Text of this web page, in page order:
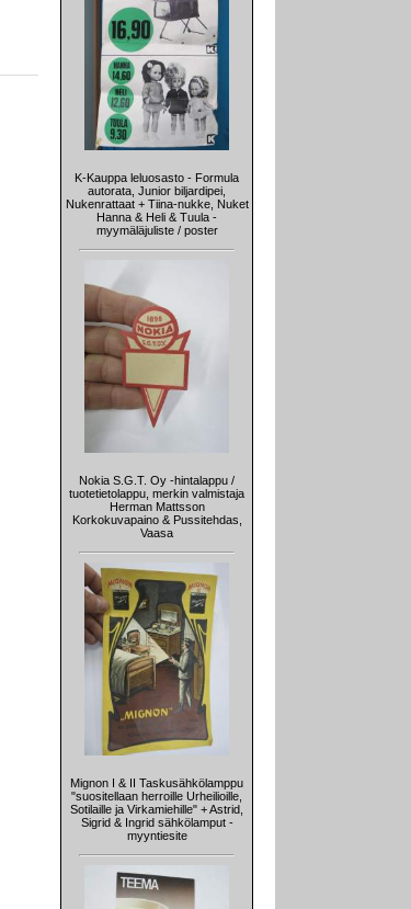
K-Kauppa leluosasto - Formula
autorata, Junior biljardipei,
Nukenrattaat + Tiina-nukke, Nuket
Hanna & Heli & Tuula -
myymäläjuliste / poster
Nokia S.G.T. Oy -hintalappu /
tuotetietolappu, merkin valmistaja
Herman Mattsson
Korkokuvapaino & Pussitehdas,
Vaasa
Mignon I & II Taskusähkölamppu
"suositellaan herroille Urheilioille,
Sotilaille ja Virkamiehille" + Astrid,
Sigrid & Ingrid sähkölamput -
myyntiesite